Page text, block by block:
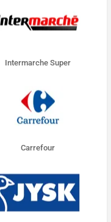
Intermarche Super
Carrefour